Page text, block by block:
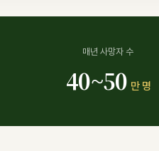
매년 사망자 수
40~50 만 명